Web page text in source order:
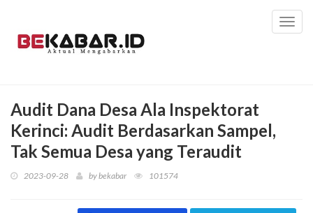
Audit Dana Desa Ala Inspektorat
Kerinci: Audit Berdasarkan Sampel,
Tak Semua Desa yang Teraudit
2023-09-28 bybekabar 101574